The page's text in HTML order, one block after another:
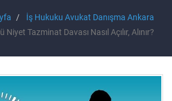
İş Hukuku Avukat Danışma Ankara
Niyet Tazminat Davası Nasıl Açılır, Alınır?